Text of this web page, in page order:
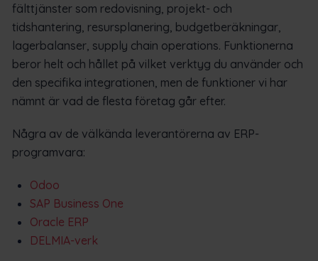
fälttjänster som redovisning, projekt- och
tidshantering, resursplanering, budgetberäkningar,
lagerbalanser, supply chain operations. Funktionerna
beror helt och hållet på vilket verktyg du använder och
den specifika integrationen, men de funktioner vi har
nämnt är vad de flesta företag går efter.
Några av de välkända leverantörerna av ERP-
programvara:
Odoo
SAP Business One
Oracle ERP
DELMIA-verk